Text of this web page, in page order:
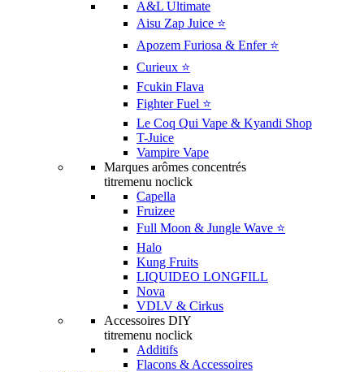
A&L Ultimate
Aisu Zap Juice ⭐️
Apozem Furiosa & Enfer ⭐️
Curieux ⭐️
Fcukin Flava
Fighter Fuel ⭐️
Le Coq Qui Vape & Kyandi Shop
T-Juice
Vampire Vape
Marques arômes concentrés
titremenu noclick
Capella
Fruizee
Full Moon & Jungle Wave ⭐️
Halo
Kung Fruits
LIQUIDEO LONGFILL
Nova
VDLV & Cirkus
Accessoires DIY
titremenu noclick
Additifs
Flacons & Accessoires